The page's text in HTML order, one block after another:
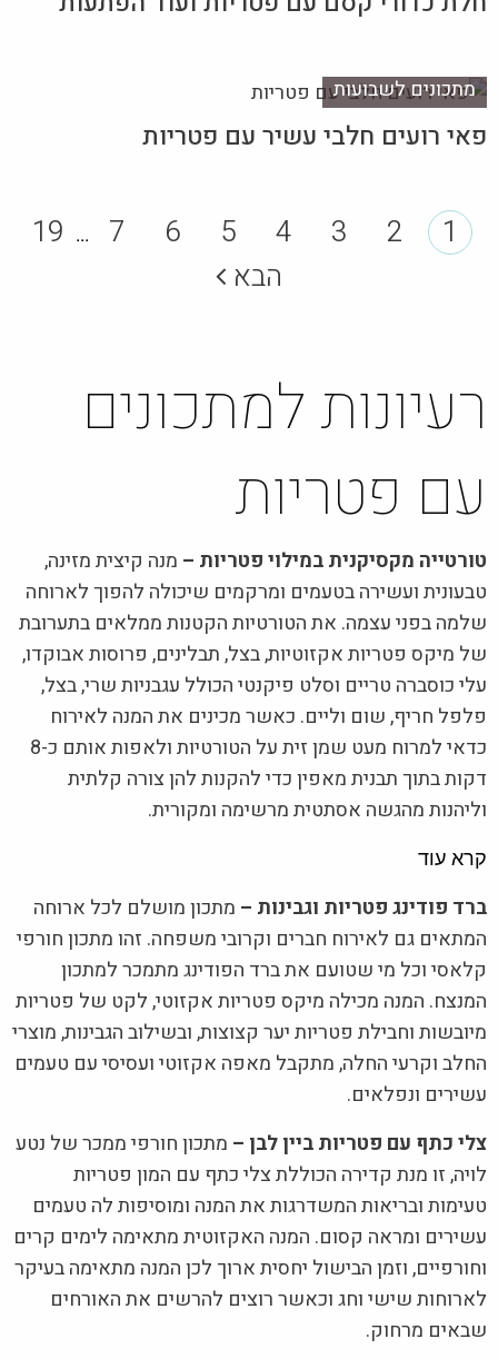
מתכונים לשבועות
פאי רועים חלבי עשיר עם פטריות
1
2
3
4
5
6
7
...
19
הבא
רעיונות למתכונים
עם פטריות
טורטייה מקסיקנית במילוי פטריות – מנה קיצית מזינה,
טבעונית ועשירה בטעמים ומרקמים שיכולה להפוך לארוחה
שלמה בפני עצמה. את הטורטיות הקטנות ממלאים בתערובת
של מיקס פטריות אקזוטיות, בצל, תבלינים, פרוסות אבוקדו,
עלי כוסברה טריים וסלט פיקנטי הכולל עגבניות שרי, בצל,
פלפל חריף, שום וליים. כאשר מכינים את המנה לאירוח
כדאי למרוח מעט שמן זית על הטורטיות ולאפות אותם כ-8
דקות בתוך תבנית מאפין כדי להקנות להן צורה קלתית
וליהנות מהגשה אסתטית מרשימה ומקורית.
קרא עוד
ברד פודינג פטריות וגבינות – מתכון מושלם לכל ארוחה
המתאים גם לאירוח חברים וקרובי משפחה. זהו מתכון חורפי
קלאסי וכל מי שטועם את ברד הפודינג מתמכר למתכון
המנצח. המנה מכילה מיקס פטריות אקזוטי, לקט של פטריות
מיובשות וחבילת פטריות יער קצוצות, ובשילוב הגבינות, מוצרי
החלב וקרעי החלה, מתקבל מאפה אקזוטי ועסיסי עם טעמים
עשירים ונפלאים.
צלי כתף עם פטריות ביין לבן – מתכון חורפי ממכר של נטע
לויה, זו מנת קדירה הכוללת צלי כתף עם המון פטריות
טעימות ובריאות המשדרגות את המנה ומוסיפות לה טעמים
עשירים ומראה קסום. המנה האקזוטית מתאימה לימים קרים
וחורפיים, וזמן הבישול יחסית ארוך לכן המנה מתאימה בעיקר
לארוחות שישי וחג וכאשר רוצים להרשים את האורחים
שבאים מרחוק.